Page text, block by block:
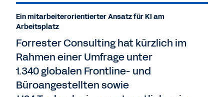
Ein mitarbeiterorientierter Ansatz für KI am
Arbeitsplatz
Forrester Consulting hat kürzlich im
Rahmen einer Umfrage unter
1.340 globalen Frontline- und
Büroangestellten sowie